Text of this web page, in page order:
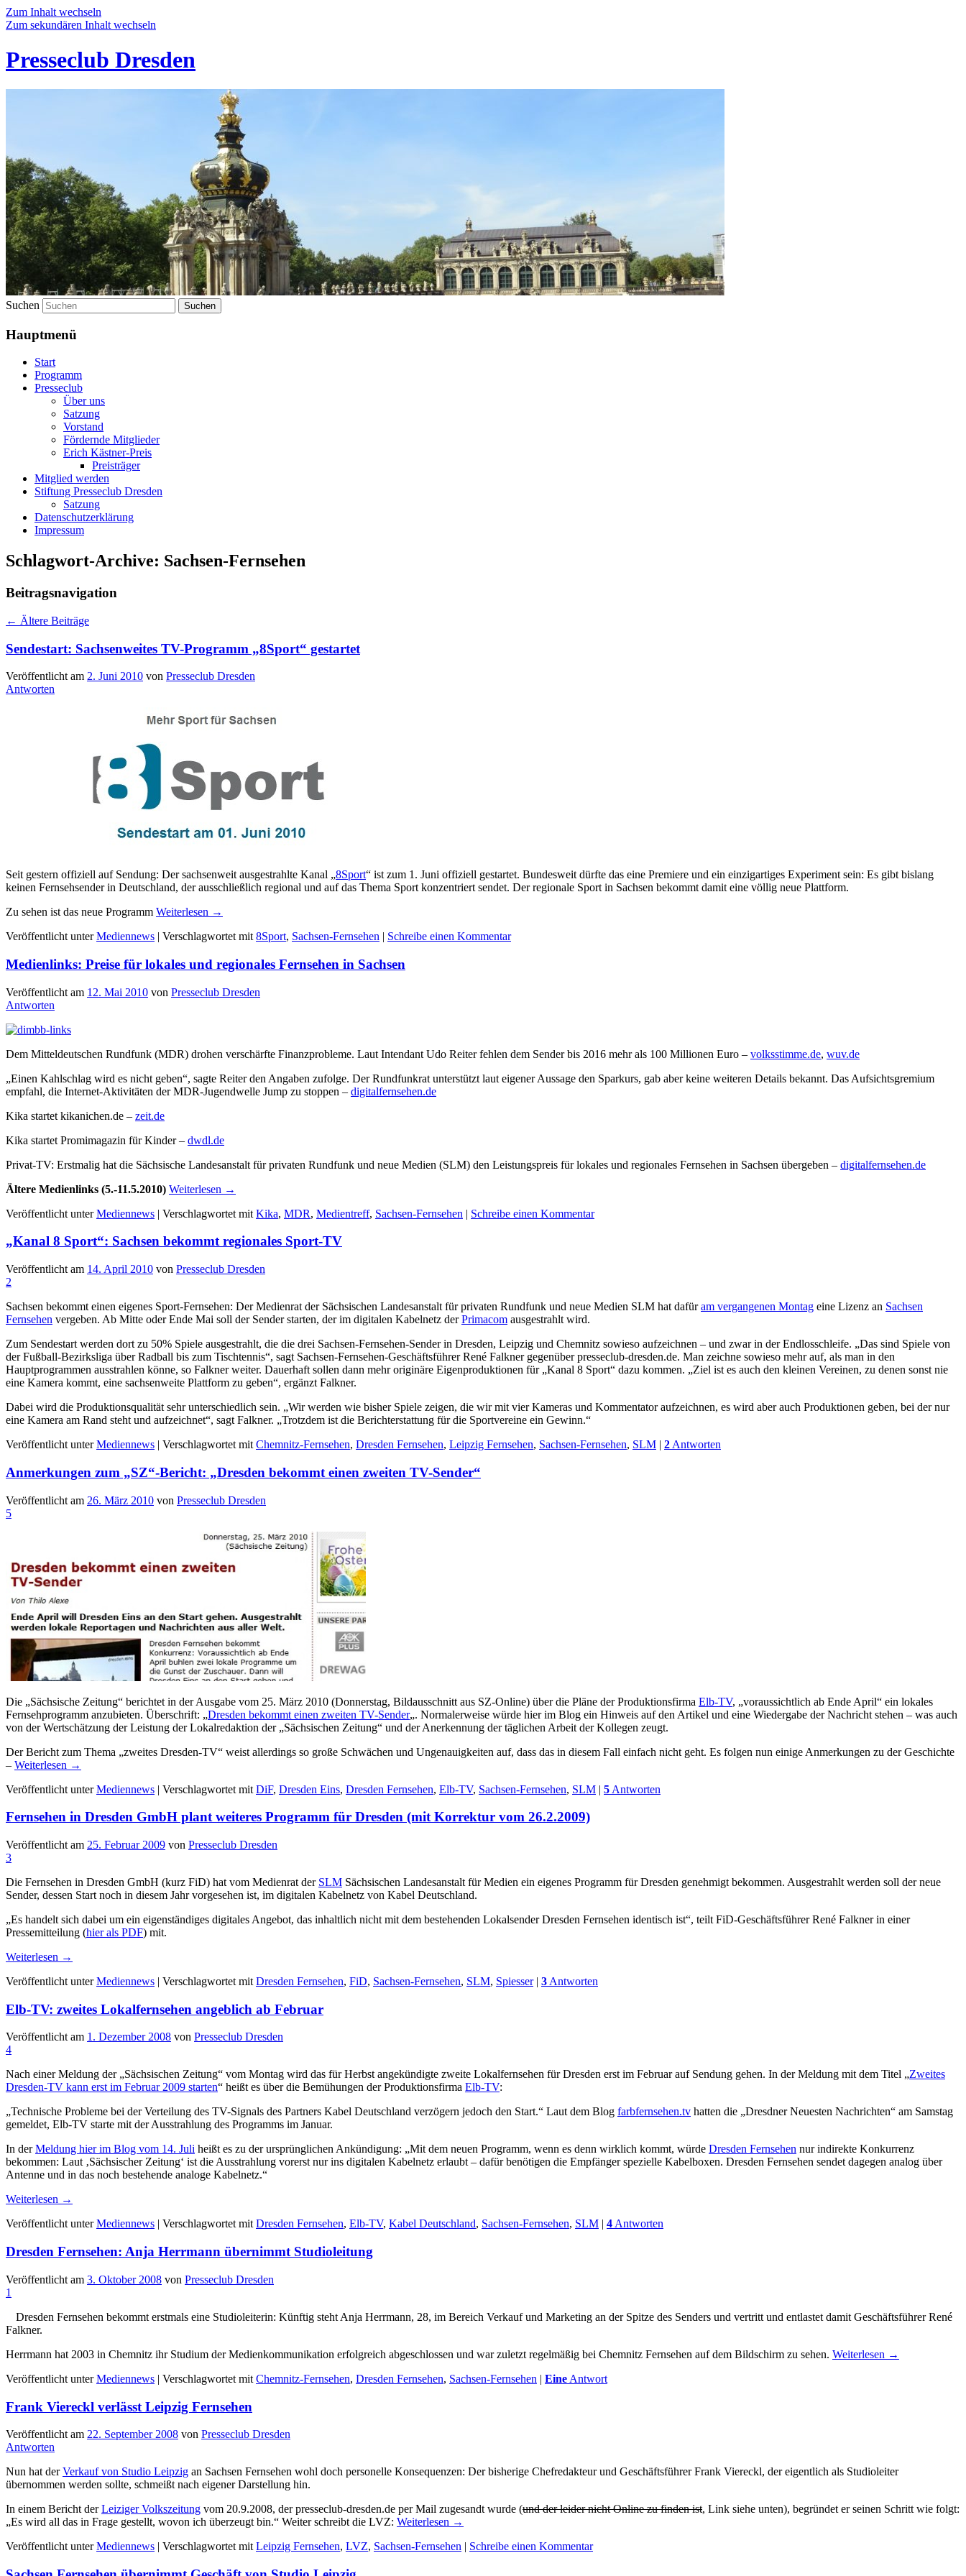
Zum Inhalt wechseln
Zum sekundären Inhalt wechseln
Presseclub Dresden
Suchen
Hauptmenü
Start
Programm
Presseclub
Über uns
Satzung
Vorstand
Fördernde Mitglieder
Erich Kästner-Preis
Preisträger
Mitglied werden
Stiftung Presseclub Dresden
Satzung
Datenschutzerklärung
Impressum
Schlagwort-Archive: Sachsen-Fernsehen
Beitragsnavigation
← Ältere Beiträge
Sendestart: Sachsenweites TV-Programm „8Sport“ gestartet
Veröffentlicht am 2. Juni 2010 von Presseclub Dresden
Antworten
Seit gestern offiziell auf Sendung: Der sachsenweit ausgestrahlte Kanal „8Sport“ ist zum 1. Juni offiziell gestartet. Bundesweit dürfte das eine Premiere und ein einzigartiges Experiment sein: Es gibt bislang
keinen Fernsehsender in Deutschland, der ausschließlich regional und auf das Thema Sport konzentriert sendet. Der regionale Sport in Sachsen bekommt damit eine völlig neue Plattform.
Zu sehen ist das neue Programm Weiterlesen →
Veröffentlicht unter Mediennews | Verschlagwortet mit 8Sport, Sachsen-Fernsehen | Schreibe einen Kommentar
Medienlinks: Preise für lokales und regionales Fernsehen in Sachsen
Veröffentlicht am 12. Mai 2010 von Presseclub Dresden
Antworten
Dem Mitteldeutschen Rundfunk (MDR) drohen verschärfte Finanzprobleme. Laut Intendant Udo Reiter fehlen dem Sender bis 2016 mehr als 100 Millionen Euro – volksstimme.de, wuv.de
„Einen Kahlschlag wird es nicht geben“, sagte Reiter den Angaben zufolge. Der Rundfunkrat unterstützt laut eigener Aussage den Sparkurs, gab aber keine weiteren Details bekannt. Das Aufsichtsgremium
empfahl, die Internet-Aktivitäten der MDR-Jugendwelle Jump zu stoppen – digitalfernsehen.de
Kika startet kikanichen.de – zeit.de
Kika startet Promimagazin für Kinder – dwdl.de
Privat-TV: Erstmalig hat die Sächsische Landesanstalt für privaten Rundfunk und neue Medien (SLM) den Leistungspreis für lokales und regionales Fernsehen in Sachsen übergeben – digitalfernsehen.de
Ältere Medienlinks (5.-11.5.2010) Weiterlesen →
Veröffentlicht unter Mediennews | Verschlagwortet mit Kika, MDR, Medientreff, Sachsen-Fernsehen | Schreibe einen Kommentar
„Kanal 8 Sport“: Sachsen bekommt regionales Sport-TV
Veröffentlicht am 14. April 2010 von Presseclub Dresden
2
Sachsen bekommt einen eigenes Sport-Fernsehen: Der Medienrat der Sächsischen Landesanstalt für privaten Rundfunk und neue Medien SLM hat dafüram vergangenen Montag eine Lizenz an Sachsen
Fernsehen vergeben. Ab Mitte oder Ende Mai soll der Sender starten, der im digitalen Kabelnetz derPrimacom ausgestrahlt wird.
Zum Sendestart werden dort zu 50% Spiele ausgestrahlt, die die drei Sachsen-Fernsehen-Sender in Dresden, Leipzig und Chemnitz sowieso aufzeichnen – und zwar in der Endlosschleife. „Das sind Spiele von
der Fußball-Bezirksliga über Radball bis zum Tischtennis“, sagt Sachsen-Fernsehen-Geschäftsführer René Falkner gegenüber presseclub-dresden.de. Man zeichne sowieso mehr auf, als man in den
Hauptprogrammen ausstrahlen könne, so Falkner weiter. Dauerhaft sollen dann mehr originäre Eigenproduktionen für „Kanal 8 Sport“ dazu kommen. „Ziel ist es auch den kleinen Vereinen, zu denen sonst nie
eine Kamera kommt, eine sachsenweite Plattform zu geben“, ergänzt Falkner.
Dabei wird die Produktionsqualität sehr unterschiedlich sein. „Wir werden wie bisher Spiele zeigen, die wir mit vier Kameras und Kommentator aufzeichnen, es wird aber auch Produktionen geben, bei der nur
eine Kamera am Rand steht und aufzeichnet“, sagt Falkner. „Trotzdem ist die Berichterstattung für die Sportvereine ein Gewinn.“
Veröffentlicht unter Mediennews | Verschlagwortet mit Chemnitz-Fernsehen, Dresden Fernsehen, Leipzig Fernsehen, Sachsen-Fernsehen, SLM | 2 Antworten
Anmerkungen zum „SZ“-Bericht: „Dresden bekommt einen zweiten TV-Sender“
Veröffentlicht am 26. März 2010 von Presseclub Dresden
5
Die „Sächsische Zeitung“ berichtet in der Ausgabe vom 25. März 2010 (Donnerstag, Bildausschnitt aus SZ-Online) über die Pläne der Produktionsfirma Elb-TV, „voraussichtlich ab Ende April“ ein lokales
Fernsehprogramm anzubieten. Überschrift: „Dresden bekommt einen zweiten TV-Sender„. Normalerweise würde hier im Blog ein Hinweis auf den Artikel und eine Wiedergabe der Nachricht stehen – was auch
von der Wertschätzung der Leistung der Lokalredaktion der „Sächsischen Zeitung“ und der Anerkennung der täglichen Arbeit der Kollegen zeugt.
Der Bericht zum Thema „zweites Dresden-TV“ weist allerdings so große Schwächen und Ungenauigkeiten auf, dass das in diesem Fall einfach nicht geht. Es folgen nun einige Anmerkungen zu der Geschichte
– Weiterlesen →
Veröffentlicht unter Mediennews | Verschlagwortet mit DiF, Dresden Eins, Dresden Fernsehen, Elb-TV, Sachsen-Fernsehen, SLM | 5 Antworten
Fernsehen in Dresden GmbH plant weiteres Programm für Dresden (mit Korrektur vom 26.2.2009)
Veröffentlicht am 25. Februar 2009 von Presseclub Dresden
3
Die Fernsehen in Dresden GmbH (kurz FiD) hat vom Medienrat der SLM Sächsischen Landesanstalt für Medien ein eigenes Programm für Dresden genehmigt bekommen. Ausgestrahlt werden soll der neue
Sender, dessen Start noch in diesem Jahr vorgesehen ist, im digitalen Kabelnetz von Kabel Deutschland.
„Es handelt sich dabei um ein eigenständiges digitales Angebot, das inhaltlich nicht mit dem bestehenden Lokalsender Dresden Fernsehen identisch ist“, teilt FiD-Geschäftsführer René Falkner in einer
Pressemitteilung (hier als PDF) mit.
Weiterlesen →
Veröffentlicht unter Mediennews | Verschlagwortet mit Dresden Fernsehen, FiD, Sachsen-Fernsehen, SLM, Spiesser | 3 Antworten
Elb-TV: zweites Lokalfernsehen angeblich ab Februar
Veröffentlicht am 1. Dezember 2008 von Presseclub Dresden
4
Nach einer Meldung der „Sächsischen Zeitung“ vom Montag wird das für Herbst angekündigte zweite Lokalfernsehen für Dresden erst im Februar auf Sendung gehen. In der Meldung mit dem Titel „Zweites
Dresden-TV kann erst im Februar 2009 starten“ heißt es über die Bemühungen der Produktionsfirma Elb-TV:
„Technische Probleme bei der Verteilung des TV-Signals des Partners Kabel Deutschland verzögern jedoch den Start.“ Laut dem Blog farbfernsehen.tv hatten die „Dresdner Neuesten Nachrichten“ am Samstag
gemeldet, Elb-TV starte mit der Ausstrahlung des Programms im Januar.
In derMeldung hier im Blog vom 14. Juli heißt es zu der ursprünglichen Ankündigung: „Mit dem neuen Programm, wenn es denn wirklich kommt, würde Dresden Fernsehen nur indirekte Konkurrenz
bekommen: Laut ‚Sächsischer Zeitung‘ ist die Ausstrahlung vorerst nur ins digitalen Kabelnetz erlaubt – dafür benötigen die Empfänger spezielle Kabelboxen. Dresden Fernsehen sendet dagegen analog über
Antenne und in das noch bestehende analoge Kabelnetz.“
Weiterlesen →
Veröffentlicht unter Mediennews Verschlagwortet mit Dresden Fernsehen, Elb-TV, Kabel Deutschland, Sachsen-Fernsehen, SLM 4Antworten
Dresden Fernsehen: Anja Herrmann übernimmt Studioleitung
Veröffentlicht am 3. Oktober 2008 von Presseclub Dresden
1
Dresden Fernsehen bekommt erstmals eine Studioleiterin: Künftig steht Anja Herrmann, 28, im Bereich Verkauf und Marketing an der Spitze des Senders und vertritt und entlastet damit Geschäftsführer René
Falkner.
Herrmann hat 2003 in Chemnitz ihr Studium der Medienkommunikation erfolgreich abgeschlossen und war zuletzt regelmäßig bei Chemnitz Fernsehen auf dem Bildschirm zu sehen. Weiterlesen →
Veröffentlicht unter Mediennews | Verschlagwortet mit Chemnitz-Fernsehen, Dresden Fernsehen, Sachsen-Fernsehen | Eine Antwort
Frank Viereckl verlässt Leipzig Fernsehen
Veröffentlicht am 22. September 2008 von Presseclub Dresden
Antworten
Nun hat derVerkauf von Studio Leipzig an Sachsen Fernsehen wohl doch personelle Konsequenzen: Der bisherige Chefredakteur und Geschäftsführer Frank Viereckl, der eigentlich als Studioleiter
übernommen werden sollte, schmeißt nach eigener Darstellung hin.
In einem Bericht derLeiziger Volkszeitung vom 20.9.2008, der presseclub-dresden.de per Mail zugesandt wurde (und der leider nicht Online zu finden ist, Link siehe unten), begründet er seinen Schritt wie folgt:
„Es wird all das in Frage gestellt, wovon ich überzeugt bin.“ Weiter schreibt die LVZ: Weiterlesen →
Veröffentlicht unter Mediennews | Verschlagwortet mit Leipzig Fernsehen, LVZ, Sachsen-Fernsehen | Schreibe einen Kommentar